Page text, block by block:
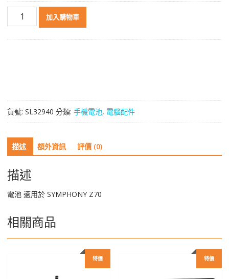
量
加入購物車
貨號: SL32940 分類: 手機電池, 電腦配件
描述 額外資訊 評價 (0)
描述
電池 適用於 SYMPHONY Z70
相關商品
特價 特價